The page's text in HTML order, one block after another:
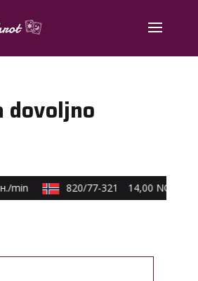
dovoljno
min 820/77-321 14,00 NOK/min